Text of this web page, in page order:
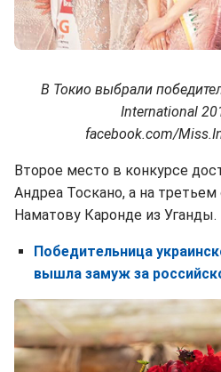
В Токио выбрали
International
facebook.com/
Второе место в конкурсе
Андреа Тоскано, а на третьем
Наматову Каронде из Уганды.
Победительница
вышла замуж за